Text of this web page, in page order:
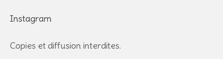
Instagram
Copies et diffusion interdites.